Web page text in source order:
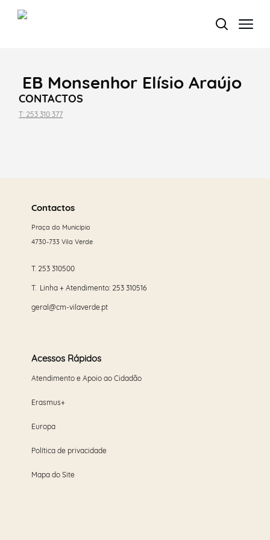
Termo de Pesquisa
Filtros
EB Monsenhor Elísio Araújo
CONTACTOS
T: 253 310 377
maisContactos
Praça do Município
4730-733 Vila Verde
T. 253 310500
T. Linha + Atendimento: 253 310516
geral@cm-vilaverde.pt
Acessos Rápidos
Atendimento e Apoio ao Cidadão
Erasmus+
Europa
Política de privacidade
Mapa do Site